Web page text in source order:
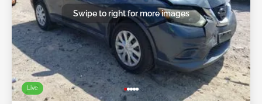
Live
Swipe to right for more images